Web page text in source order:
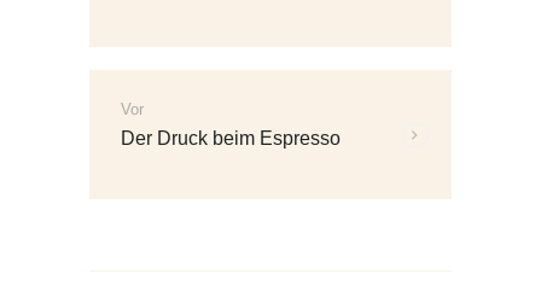
Vor
Beiträge:
Der Druck beim Espresso